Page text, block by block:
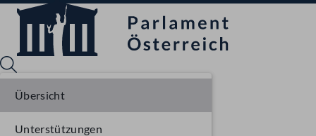
Übersicht
Unterstützungen